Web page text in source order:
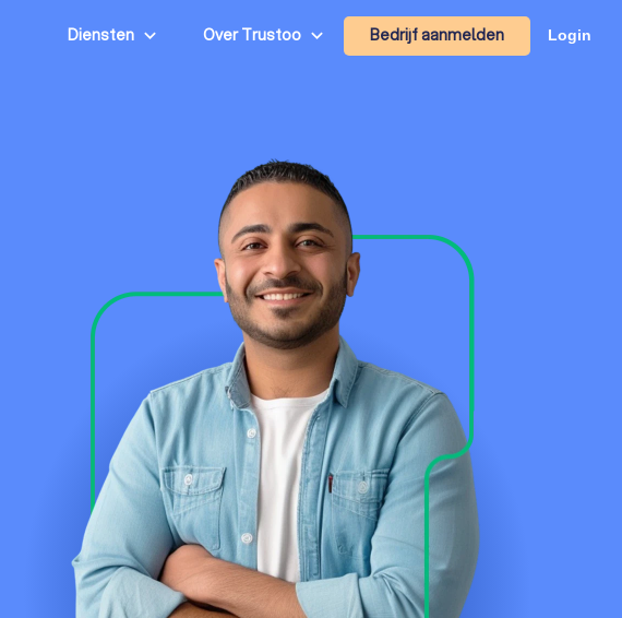
Diensten Over Trustoo Bedrijf aanmelden Login